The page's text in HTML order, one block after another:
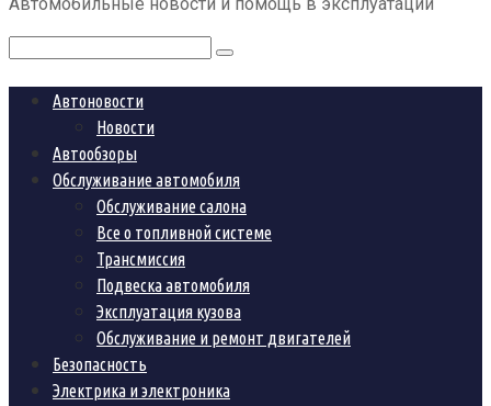
Поиск:
Автоновости
Новости
Автообзоры
Обслуживание автомобиля
Обслуживание салона
Все о топливной системе
Трансмиссия
Подвеска автомобиля
Эксплуатация кузова
Обслуживание и ремонт двигателей
Безопасность
Электрика и электроника